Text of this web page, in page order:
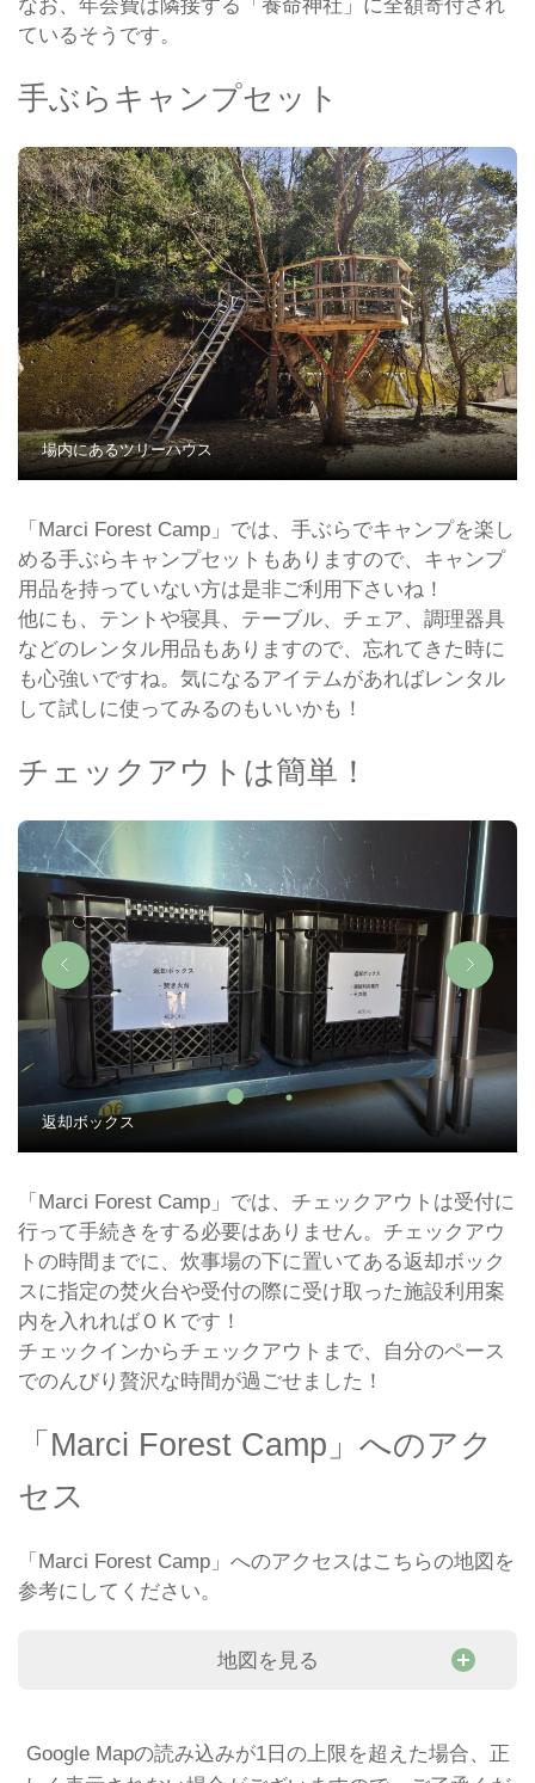
なお、年会費は隣接する「養命神社」に全額寄付され
ているそうです。
手ぶらキャンプセット
場内にあるツリーハウス
「Marci Forest Camp」では、手ぶらでキャンプを楽し
める手ぶらキャンプセットもありますので、キャンプ
用品を持っていない方は是非ご利用下さいね！
他にも、テントや寝具、テーブル、チェア、調理器具
などのレンタル用品もありますので、忘れてきた時に
も心強いですね。気になるアイテムがあればレンタル
して試しに使ってみるのもいいかも！
チェックアウトは簡単！
返却ボックス
「Marci Forest Camp」では、チェックアウトは受付に
行って手続きをする必要はありません。チェックアウ
トの時間までに、炊事場の下に置いてある返却ボック
スに指定の焚火台や受付の際に受け取った施設利用案
内を入れればＯＫです！
チェックインからチェックアウトまで、自分のペース
でのんびり贅沢な時間が過ごせました！
「Marci Forest Camp」へのアク
セス
「Marci Forest Camp」へのアクセスはこちらの地図を
参考にしてください。
地図を見る
Google Mapの読み込みが1日の上限を超えた場合、正